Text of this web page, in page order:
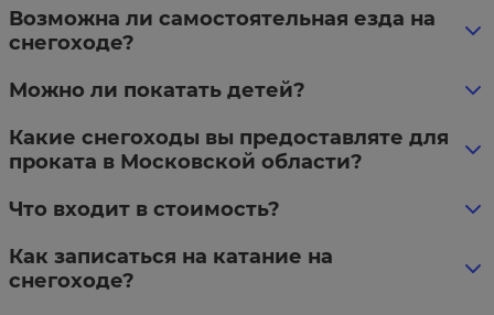
Возможна ли самостоятельная езда на
снегоходе?
Можно ли покатать детей?
Какие снегоходы вы предоставляте для
проката в Московской области?
Что входит в стоимость?
Как записаться на катание на
снегоходе?